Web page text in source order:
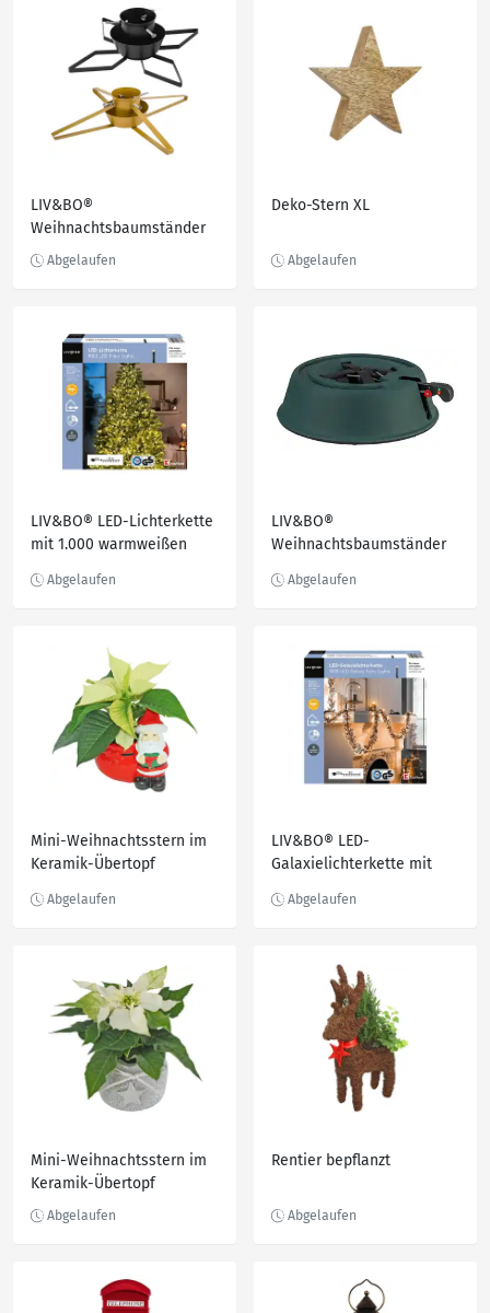
LIV&BO®
Weihnachtsbaumständer
Deko-Stern XL
LIV&BO® LED-Lichterkette
mit 1.000 warmweißen
LIV&BO®
Weihnachtsbaumständer
Mini-Weihnachtsstern im
Keramik-Übertopf
LIV&BO® LED-
Galaxielichterkette mit
Mini-Weihnachtsstern im
Keramik-Übertopf
Rentier bepflanzt